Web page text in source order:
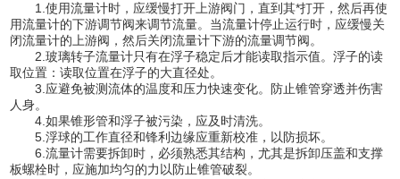
1.使用流量计时，应缓慢打开上游阀门，直到其*打开，然后再使
用流量计的下游调节阀来调节流量。当流量计停止运行时，应缓慢关
闭流量计的上游阀，然后关闭流量计下游的流量调节阀。
2.玻璃转子流量计只有在浮子稳定后才能读取指示值。浮子的读
取位置：读取位置在浮子的大直径处。
3.应避免被测流体的温度和压力快速变化。防止锥管穿透并伤害
人身。
4.如果锥形管和浮子被污染，应及时清洗。
5.浮球的工作直径和锋利边缘应重新校准，以防损坏。
6.流量计需要拆卸时，必须熟悉其结构，尤其是拆卸压盖和支撑
板螺栓时，应施加均匀的力以防止锥管破裂。